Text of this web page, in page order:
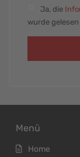
Ja, die
wurde
Menü
Home